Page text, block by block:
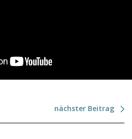
nächster Beitrag